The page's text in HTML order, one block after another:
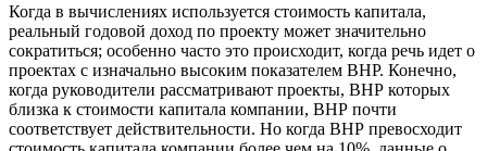
Когда в вычислениях используется стоимость капитала,
реальный годовой доход по проекту может значительно
сократиться; особенно часто это происходит, когда речь идет о
проектах с изначально высоким показателем ВНР. Конечно,
когда руководители рассматривают проекты, ВНР которых
близка к стоимости капитала компании, ВНР почти
соответствует действительности. Но когда ВНР превосходит